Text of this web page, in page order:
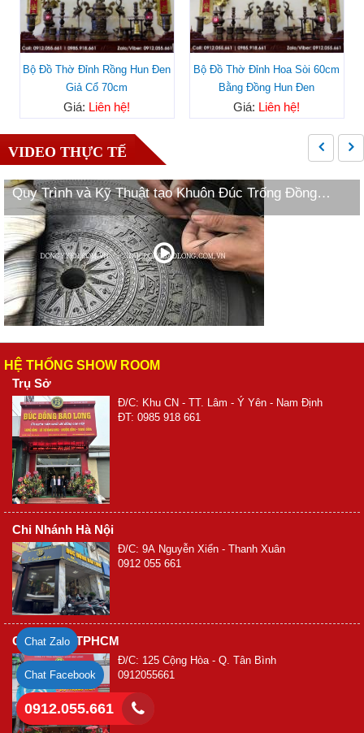
Chat Zalo
Chat Facebook
0912.055.661
Bộ Đồ Thờ Đỉnh Rồng Hun Đen
Giả Cổ 70cm
Giá: Liên hệ!
Bộ Đồ Thờ Đỉnh Hoa Sòi 60cm
Bằng Đồng Hun Đen
Giá: Liên hệ!
VIDEO THỰC TẾ
Quy Trình và Kỹ Thuật tạo Khuôn Đúc Trống Đồng
Ngọc Lũ
HỆ THỐNG SHOW ROOM
Trụ Sở
Đ/C: Khu CN - TT. Lâm - Ý Yên - Nam Định
ĐT: 0985 918 661
Chi Nhánh Hà Nội
Đ/C: 9A Nguyễn Xiển - Thanh Xuân
0912 055 661
Chi Nhánh TPHCM
Đ/C: 125 Cộng Hòa - Q. Tân Bình
0912055661